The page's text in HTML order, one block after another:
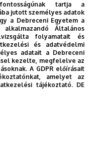
Egyetem
tartja a
jutott személyes adatok
a Debreceni Egyetem a
Általános
folyamatait és
és adatvédelmi
adatait a Debreceni
kezelte, megfelelve az
A GDPR előírásait
amelyet az
tájékoztató. DE